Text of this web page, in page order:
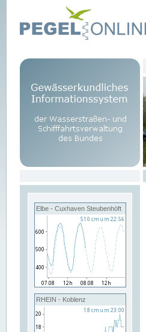
Elbe - Cuxhaven Steubenhöft
RHEIN - Koblenz